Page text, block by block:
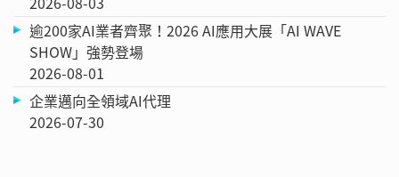
逾200家AI業者齊聚！2026 AI應用大展「AI WAVE
SHOW」強勢登場
2026-08-01
企業邁向全領域AI代理
2026-07-30